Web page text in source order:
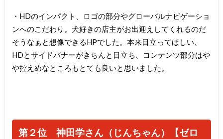
・HDのインパクト、ロゴの部分やグローバルナビゲーショ
ンへのこだわり。犬好きの店主がお出迎えしてくれるのだ
そうなぁと想像できるHPでした。本来目立ってほしい、
HDとサイドバナーがきちんと目立ち、コンテンツ部分はや
や控えめなところもとても良いと思いました。
第２位 神田学さん（じんちゃん）【ゼロ